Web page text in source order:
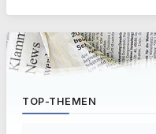
TOP-THEMEN